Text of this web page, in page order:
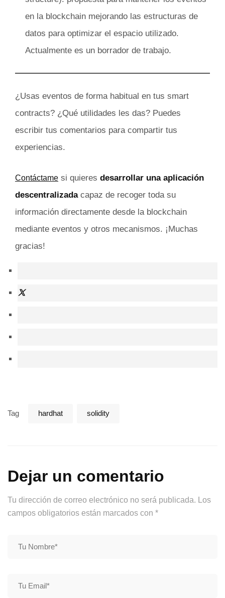
en la blockchain mejorando las estructuras de
datos para optimizar el espacio utilizado.
Actualmente es un borrador de trabajo.
¿Usas eventos de forma habitual en tus smart
contracts? ¿Qué utilidades les das? Puedes
escribir tus comentarios para compartir tus
experiencias.
Contáctame si quieres desarrollar una aplicación
descentralizadacapaz de recoger toda su
información directamente desde la blockchain
mediante eventos y otros mecanismos. ¡Muchas
gracias!
Tag hardhat solidity
Dejar un comentario
Tu dirección de correo electrónico no será publicada.
Los
campos obligatorios están marcados con *